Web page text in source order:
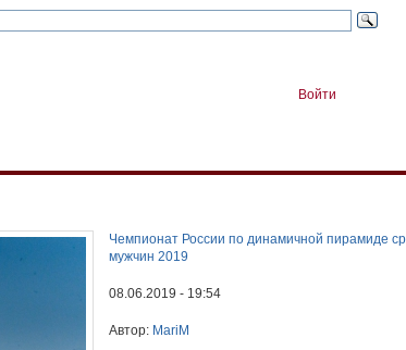
Войти
Чемпионат России по динамичной пирамиде
мужчин 2019
08.06.2019 - 19:54
Автор: MariM